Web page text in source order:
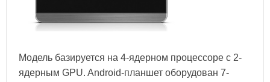
Модель базируется на 4-ядерном процессоре с 2-
ядерным GPU. Android-планшет оборудован 7-